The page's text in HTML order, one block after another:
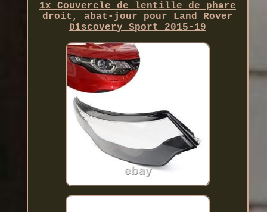
1x Couvercle de lentille de phare
droit, abat-jour pour Land Rover
Discovery Sport 2015-19